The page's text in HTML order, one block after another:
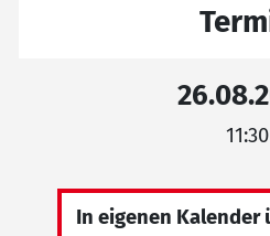
11:30
In eigenen Kalender